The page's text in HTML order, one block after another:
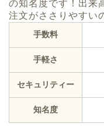
の知名度です！出来
注文がささりやすい
手数料
手軽さ
セキュリティー
知名度